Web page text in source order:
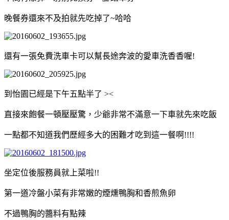
晚餐券還來不及拍就先吃掉了~哈哈
還有一張免費洗車卡可以幫長途奔波的愛車洗香香喔!
到怡園已經是下午五點半了 ><
直接來飽餐一頓壓壓驚，少爺非常不滿意一下車就先來吃飯
一點都不知道我們歷經多大的困難才吃到這一餐啊!!!!
坐定位後服務員就上菜啦!!
第一道冷盤小菜有非常嫩的煙燻鴨胸和香煎魚卵
不過鴨胸的醬料有點辣